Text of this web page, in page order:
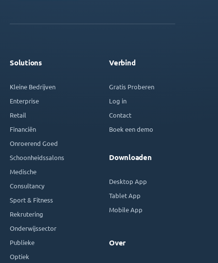
Solutions
Kleine Bedrijven
Enterprise
Retail
Financiën
Onroerend Goed
Schoonheidssalons
Medische
Consultancy
Sport & Fitness
Rekrutering
Onderwijssector
Publieke
Optiek
Verbind
Gratis Proberen
Log in
Contact
Boek een demo
Downloaden
Desktop App
Tablet App
Mobile App
Over